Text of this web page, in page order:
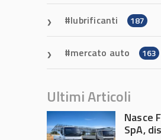
lubrificanti 187
mercato auto 163
Ultimi Articoli
Nasce
SpA,